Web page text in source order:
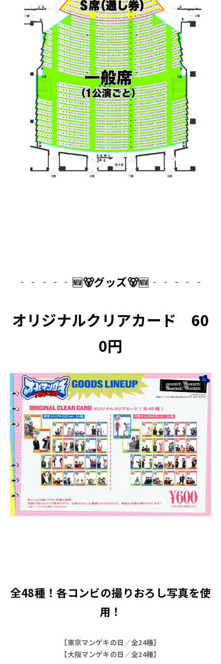
‐‐‐‐ ‐🆕🐻グッズ🐻🆕 ‐‐‐‐ ‐
オリジナルクリアカード 60
0円
全48種！ 各コンビの撮りおろし写真を使
用！
【東京マンゲキの日／全24種】
【大阪マンゲキの日／全24種】